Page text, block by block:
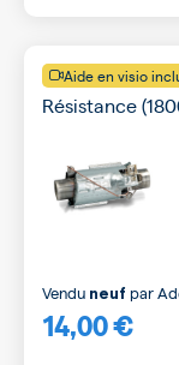
Aide en visio
Résistance
14,00 €
Vendu neuf par